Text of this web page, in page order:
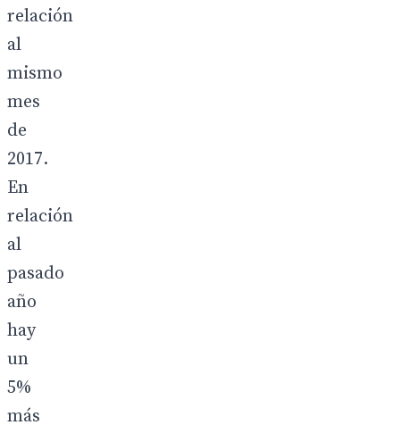
relación
al
mismo
mes
de
2017.
En
relación
al
pasado
año
hay
un
5%
más